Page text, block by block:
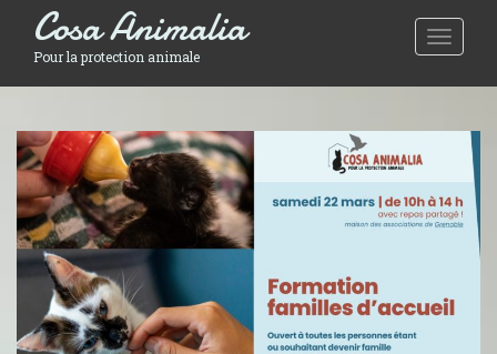
Toggle
Cosa Animalia
Pour la protection animale